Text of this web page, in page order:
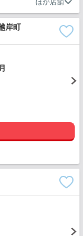
岸町